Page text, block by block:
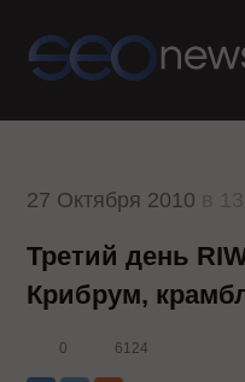
27 Октября 2010
Третий день
Крибрум,
0 6124